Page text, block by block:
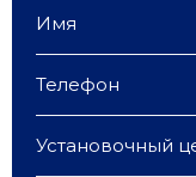
Установочный